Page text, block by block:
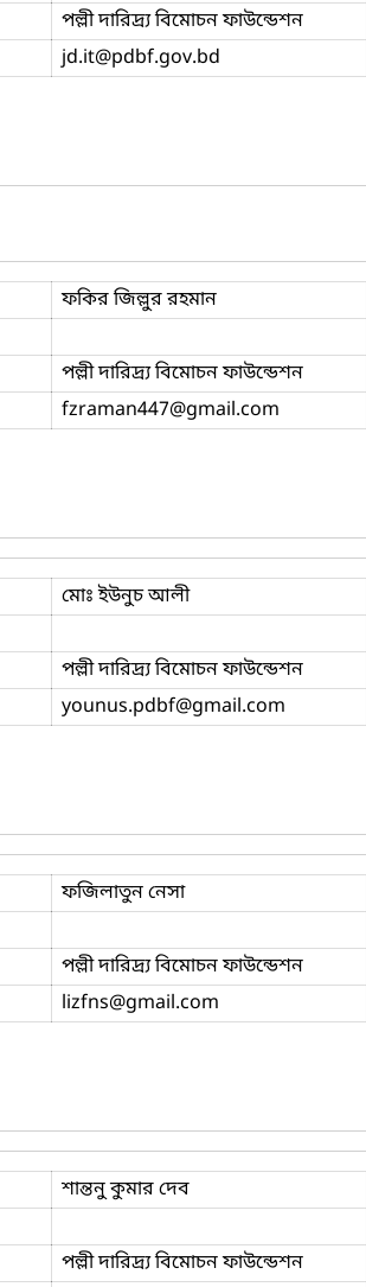
পল্লী দারিদ্র্য বিমোচন ফাউন্ডেশন
jd.it@pdbf.gov.bd
ফকির জিল্লুর রহমান
পল্লী দারিদ্র্য বিমোচন ফাউন্ডেশন
fzraman447@gmail.com
মোঃ ইউনুচ আলী
পল্লী দারিদ্র্য বিমোচন ফাউন্ডেশন
younus.pdbf@gmail.com
ফজিলাতুন নেসা
পল্লী দারিদ্র্য বিমোচন ফাউন্ডেশন
lizfns@gmail.com
শান্তনু কুমার দেব
পল্লী দারিদ্র্য বিমোচন ফাউন্ডেশন